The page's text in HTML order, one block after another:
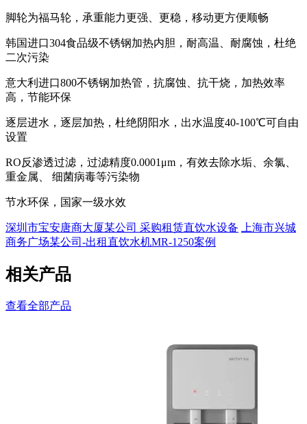
脚轮为福马轮，承重能力更强、更稳，移动更方便顺畅
韩国进口304食品级不锈钢加热内胆，耐高温、耐腐蚀，杜绝
二次污染
意大利进口800不锈钢加热管，抗腐蚀、抗干烧，加热效率
高，节能环保
逐层进水，逐层加热，杜绝阴阳水，出水温度40-100℃可自由
设置
RO反渗透过滤，过滤精度0.0001μm，有效去除水垢、余氯、
重金属、 细菌病毒等污染物
节水环保，国家一级水效
深圳市宝安唐商大厦某公司 采购租赁直饮水设备
上海市兴城
商务广场某公司-出租直饮水机MR-1250案例
相关产品
查看全部产品